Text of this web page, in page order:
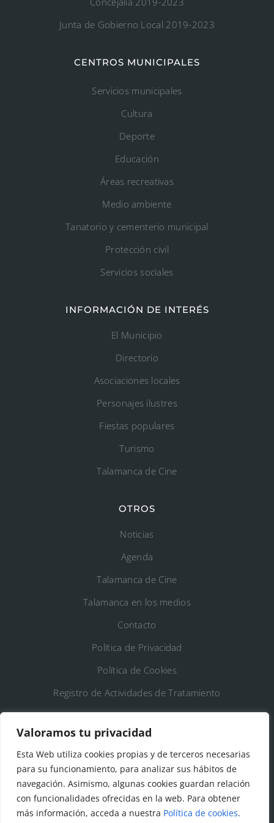
Valoramos tu privacidad
Esta Web utiliza cookies propias y de terceros necesarias
para su funcionamiento, para analizar sus hábitos de
navegación. Asimismo, algunas cookies guardan relación
con funcionalidades ofrecidas en la web. Para obtener
más información, acceda a nuestra Política de cookies.
Junta de Gobierno Local 2019-2023
CENTROS MUNICIPALES
Servicios municipales
Cultura
Deporte
Educación
Áreas recreativas
Medio ambiente
Tanatorio y cementerio municipal
Protección civil
Servicios sociales
INFORMACIÓN DE INTERÉS
El Municipio
Directorio
Asociaciones locales
Personajes ilustres
Fiestas populares
Turismo
Talamanca de Cine
OTROS
Noticias
Agenda
Talamanca de Cine
Talamanca en los medios
Contacto
Política de Privacidad
Política de Cookies
Registro de Actividades de Tratamiento
DATOS DE CONTACTO
Ayto. de Talamanca de Jarama
C/Fuente del Arca, 19 28160 Talamanca de
Jarama (Madrid)